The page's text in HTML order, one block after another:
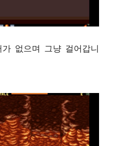
없으며 그냥 걸어갑니